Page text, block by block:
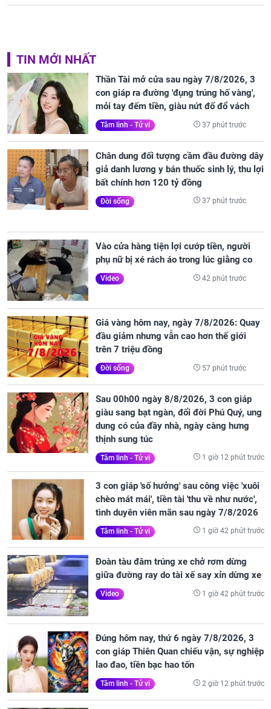
TIN MỚI NHẤT
Thần Tài mở cửa sau ngày 7/8/2026, 3
con giáp ra đường 'đụng trúng hố vàng',
mỏi tay đếm tiền, giàu nứt đố đổ vách
Tâm linh - Tử vi 37 phút trước
Chân dung đối tượng cầm đầu đường dây
giả danh lương y bán thuốc sinh lý, thu lợi
bất chính hơn 120 tỷ đồng
Đời sống 37 phút trước
Vào cửa hàng tiện lợi cướp tiền, người
phụ nữ bị xé rách áo trong lúc giằng co
Video 42 phút trước
Giá vàng hôm nay, ngày 7/8/2026: Quay
đầu giảm nhưng vẫn cao hơn thế giới
trên 7 triệu đồng
Đời sống 57 phút trước
Sau 00h00 ngày 8/8/2026, 3 con giáp
giàu sang bạt ngàn, đổi đời Phú Quý, ung
dung có của đầy nhà, ngày càng hưng
thịnh sung túc
Tâm linh - Tử vi 1 giờ 12 phút trước
3 con giáp 'số hưởng' sau công việc 'xuôi
chèo mát mái', tiền tài 'thu về như nước',
tình duyên viên mãn sau ngày 7/8/2026
Tâm linh - Tử vi 1 giờ 42 phút trước
Đoàn tàu đâm trúng xe chở rơm dừng
giữa đường ray do tài xế say xỉn dừng xe
Video 1 giờ 42 phút trước
Đúng hôm nay, thứ 6 ngày 7/8/2026, 3
con giáp Thiên Quan chiếu vận, sự nghiệp
lao đao, tiền bạc hao tốn
Tâm linh - Tử vi 2 giờ 12 phút trước